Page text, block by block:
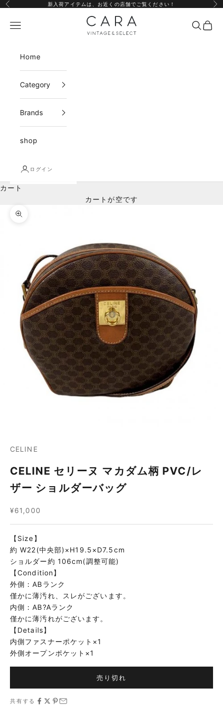
コンテンツへスキップ
前へ 新入荷アイテムは、 お近くの店舗でご覧ください！ 次
CARA vintage&select
メニュー 検索カー
Home
Category
Brands
shop
ログイン
カート
カートが空です
ズームイン
CELINE
CELINE セリーヌ マカダム柄 PVC/レ
ザー ショルダーバッグ
セール価格
¥61,000
【Size】
約 W22(中央部)×H19.5×D7.5cm
ショルダー約 106cm(調整可能)
【Condition】
外側：ABランク
僅かに薄汚れ、スレがございます。
内側：AB?Aランク
僅かに薄汚れがございます。
【Details】
内側ファスナーポケット×1
外側オープンポケット×1
売り切れ
共有する